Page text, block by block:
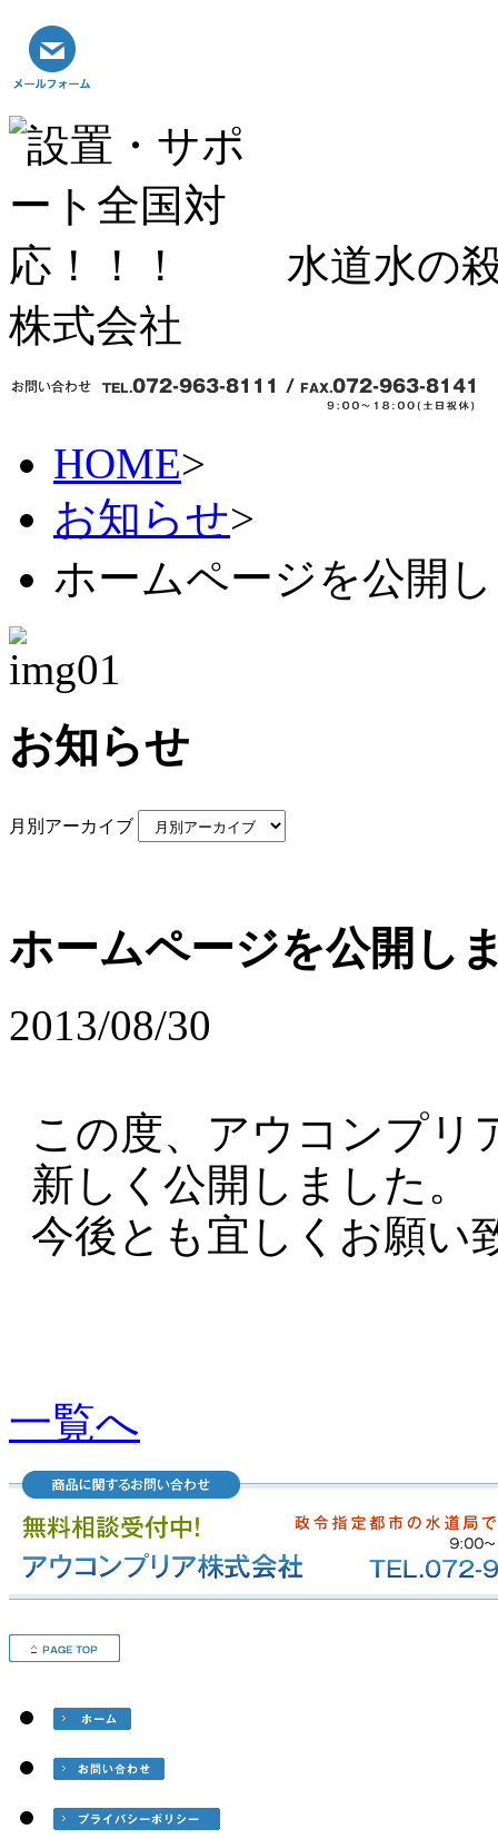
水道水の
株式会社
HOME>
お知らせ>
ホームページを公開
お知らせ
月別アーカイブ
ホームページを公開し
2013/08/30
この度、アウコンプリ
新しく公開しました。
今後とも宜しくお願い
一覧へ